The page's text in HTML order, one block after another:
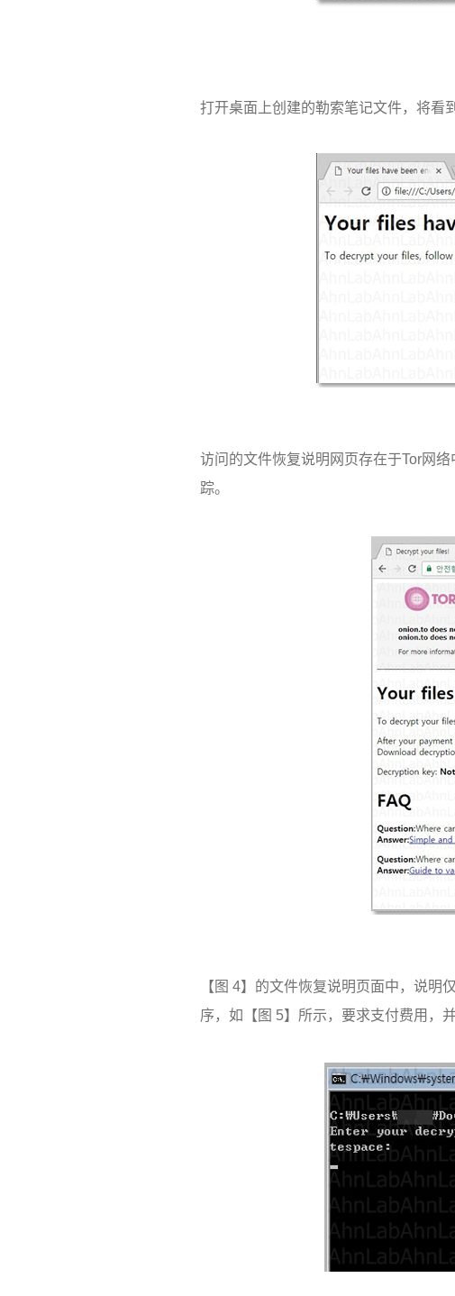
打开桌面上创建的勒索笔记文件，将看
访问的文件恢复说明网页存在于Tor网络
踪。
【图 4】的文件恢复说明页面中，说明
序，如【图 5】所示，要求支付费用，